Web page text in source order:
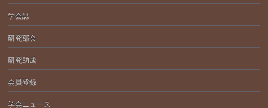
学会誌
研究部会
研究助成
会員登録
学会ニュース